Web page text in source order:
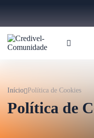
Início Política de Cookies
Política de